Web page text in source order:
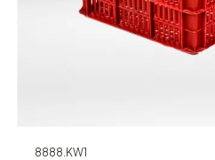
8888.KW1